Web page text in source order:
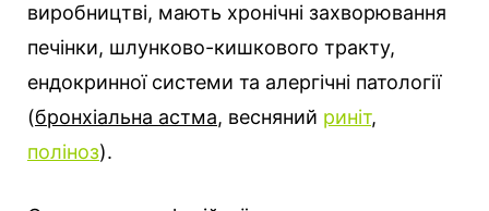
виробництві, мають хронічні захворювання
печінки, шлунково-кишкового тракту,
ендокринної системи та алергічні патології
(бронхіальна астма, весняний риніт,
поліноз).